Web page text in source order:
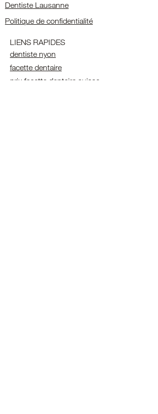
Dentiste Lausanne
Politique de confidentialité
LIENS RAPIDES
dentiste nyon
facette dentaire
prix facette dentaire suisse